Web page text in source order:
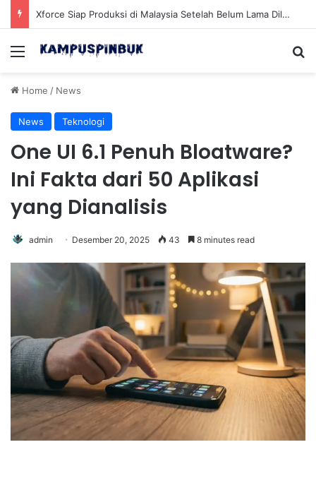
Xforce Siap Produksi di Malaysia Setelah Belum Lama Diluncurkan di Pasaran
Menu
Home / News
News Teknologi
One UI 6.1 Penuh Bloatware?
Ini Fakta dari 50 Aplikasi
yang Dianalisis
admin Desember 20, 2025 43 8 minutes read